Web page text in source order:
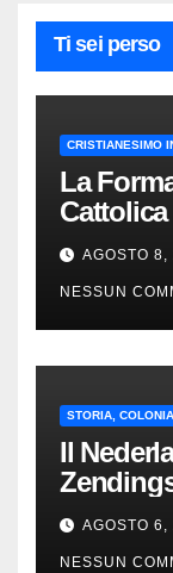
Ti sei perso
CRISTIANESIMO
La
AGOSTO 8,
NESSUN
STORIA,
Il
Storica
Olandesi
AGOSTO 6,
NESSUN